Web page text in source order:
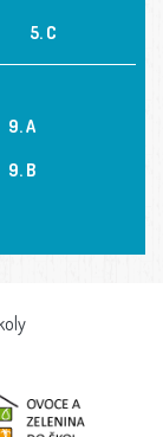
5. C
9. A
9. B